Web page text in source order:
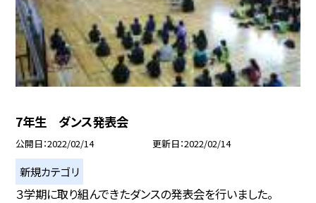
7年生 ダンス発表会
公開日 2022/02/14 更新日 2022/02/14
新規カテゴリ
３学期に取り組んできたダンスの発表会を行いました。